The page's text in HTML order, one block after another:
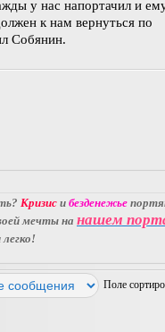
у нас напортачил и
к нам вернуться по
Собянин.
Кризис и безденежье
мечты на нашем
Поле